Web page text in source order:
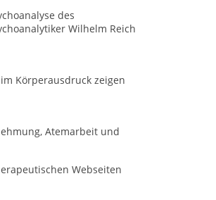
des
Wilhelm Reich
Körperausdruck zeigen
Atemarbeit und
Webseiten